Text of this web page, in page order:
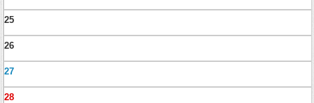
25
26
27
28